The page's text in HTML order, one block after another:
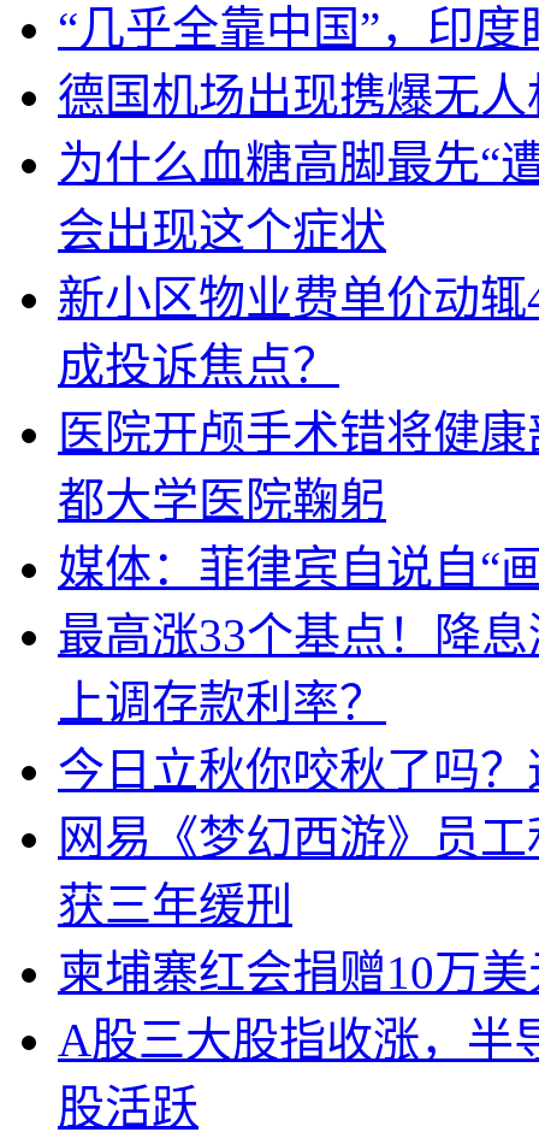
“几乎全靠中国”，印
德国机场出现携爆无
为什么血糖高脚最先“
会出现这个症状
新小区物业费单价动
成投诉焦点？
医院开颅手术错将健
都大学医院鞠躬
媒体：菲律宾自说自“
最高涨33个基点！降
上调存款利率？
今日立秋你咬秋了吗
网易《梦幻西游》员
获三年缓刑
柬埔寨红会捐赠10万
A股三大股指收涨，半
股活跃